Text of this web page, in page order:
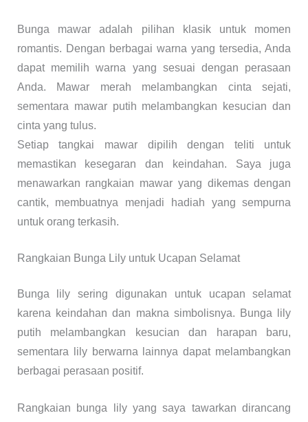
Bunga mawar adalah pilihan klasik untuk momen
romantis. Dengan berbagai warna yang tersedia, Anda
dapat memilih warna yang sesuai dengan perasaan
Anda. Mawar merah melambangkan cinta sejati,
sementara mawar putih melambangkan kesucian dan
cinta yang tulus.
Setiap tangkai mawar dipilih dengan teliti untuk
memastikan kesegaran dan keindahan. Saya juga
menawarkan rangkaian mawar yang dikemas dengan
cantik, membuatnya menjadi hadiah yang sempurna
untuk orang terkasih.
Rangkaian Bunga Lily untuk Ucapan Selamat
Bunga lily sering digunakan untuk ucapan selamat
karena keindahan dan makna simbolisnya. Bunga lily
putih melambangkan kesucian dan harapan baru,
sementara lily berwarna lainnya dapat melambangkan
berbagai perasaan positif.
Rangkaian bunga lily yang saya tawarkan dirancang